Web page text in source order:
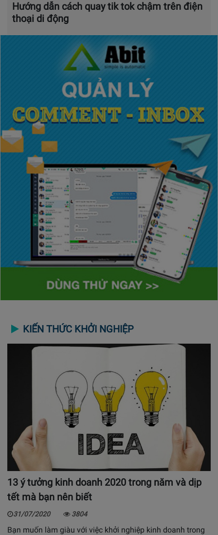
Hướng dẫn cách quay tik tok chậm trên điện
thoại di động
KIẾN THỨC KHỞI NGHIỆP
13 ý tưởng kinh doanh 2020 trong năm và dịp
tết mà bạn nên biết
31/07/2020 3804
Bạn muốn làm giàu với việc khởi nghiệp kinh doanh trong